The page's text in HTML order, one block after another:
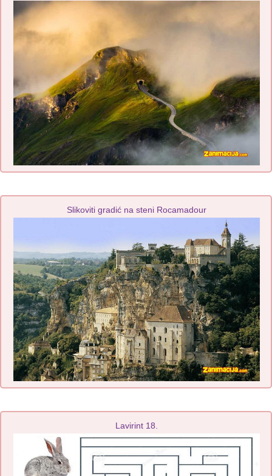
Slikoviti gradić na steni Rocamadour
Lavirint 18.